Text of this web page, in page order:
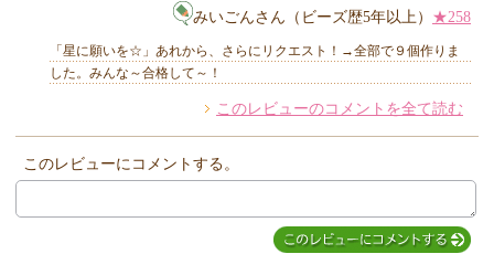
MIYUKI先生からのコメント
他のお客様からのコメント
みいごんさん（ビーズ歴5年以上） ★258
「星に願いを☆」あれから、さらにリクエスト！→全部で９個作りま
した。みんな～合格して～！
このレビューのコメントを全て読む
このレビューにコメントする。